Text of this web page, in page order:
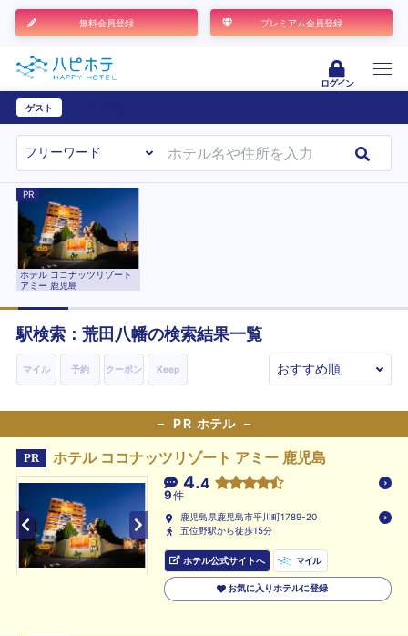
無料会員登録 プレミアム会員登録
ログイン
ゲスト
PR
ホテル ココナッツリゾート
アミー 鹿児島
駅検索： 荒田八幡の検索結果一覧
マイル 予約 クーポン Keep
PR ホテル
PR ホテル ココナッツリゾート アミー 鹿児島
4.4
9件
鹿児島県鹿児島市平川町1789-20
五位野駅から徒歩15分
ホテル公式サイトへ マイル
お気に入りホテルに登録